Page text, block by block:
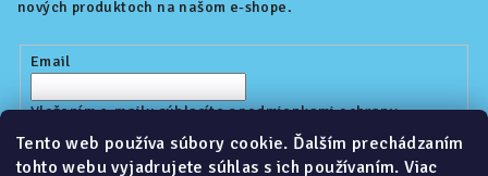
Tento web používa súbory cookie. Ďalším prechádzaním
tohto webu vyjadrujete súhlas s ich používaním. Viac
nových produktoch na našom e-shope.
Email
Vložením e-mailu súhlasíte spodmienkami ochrany
osobných údajov